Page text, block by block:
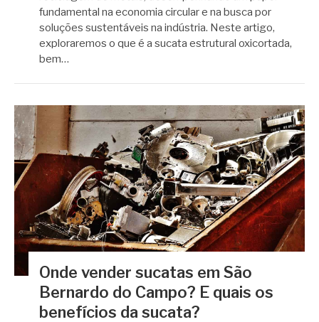
fundamental na economia circular e na busca por
soluções sustentáveis na indústria. Neste artigo,
exploraremos o que é a sucata estrutural oxicortada,
bem…
Onde vender sucatas em São
Bernardo do Campo? E quais os
benefícios da sucata?